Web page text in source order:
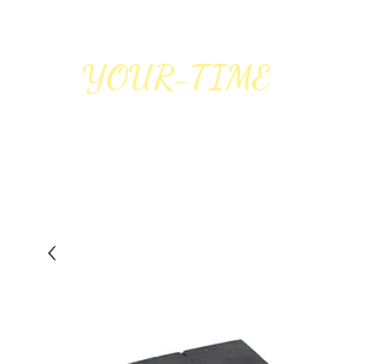
YOUR-TIME